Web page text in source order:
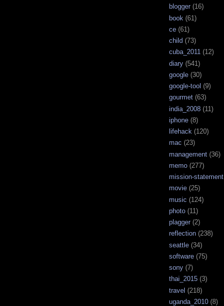
blogger (16)
book (61)
ce (61)
child (73)
cuba_2011 (12)
diary (541)
google (30)
google-tool (9)
gourmet (63)
india_2008 (11)
iphone (8)
lifehack (120)
mac (23)
management (36)
memo (277)
mission-statement
movie (25)
music (124)
photo (11)
plagger (2)
reflection (238)
seattle (34)
software (75)
sony (7)
thai_2015 (3)
travel (218)
uganda_2010 (8)